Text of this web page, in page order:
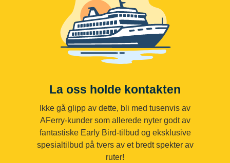
La oss holde kontakten
Ikke gå glipp av dette, bli med tusenvis av
AFerry-kunder som allerede nyter godt av
fantastiske Early Bird-tilbud og eksklusive
spesialtilbud på tvers av et bredt spekter av
ruter!